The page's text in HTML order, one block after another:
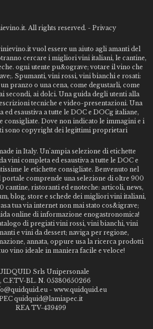
All rights reserved. - Privacy
vuol essere un aiuto agli amanti del
cercare i migliori vini italiani, le cantine,
ogni utente pu&ograve; votare il vino che
Spumanti, vini rossi, vini bianchi e rosati:
pranzo o una cena, come degustarli, come
secondi, ai dolci. Una guida degli utenti alla
tecniche e video-presentazioni. Una
ed esaustiva a tutte le DOC e DOCg italiane,
consigliate. Dove non indicato le immagini e i
sono copyright dei legittimi proprietari
in Italy. Un'ampia selezione di etichette
vini completa ed esaustiva a tutte le DOC e
le etichette consigliate. Benvenuto nel
comprende una selezione di oltre 900
cantine, ristoranti ed enoteche: articoli, news,
blog, store e schede dei migliori vini italiani,
tua via internet non mai stato cos&igrave;
online di informazione enogastronomica!
di pregiati vini rossi, vini bianchi, vini
e vini da dessert; naviga per regione,
annata, oppure usa la ricerca prodotti
vino ideale in maniera facile e veloce!
Srls Unipersonale
C.F.TV-BL. N. 05380650266
- www.quidquid.eu
quidquid@lamiapec.it
REA TV-439499